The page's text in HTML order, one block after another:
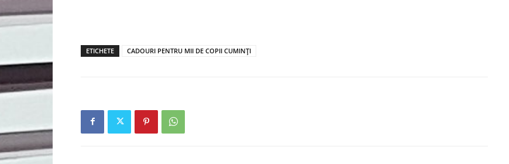
ETICHETE CADOURI PENTRU MII DE COPII CUMINȚI